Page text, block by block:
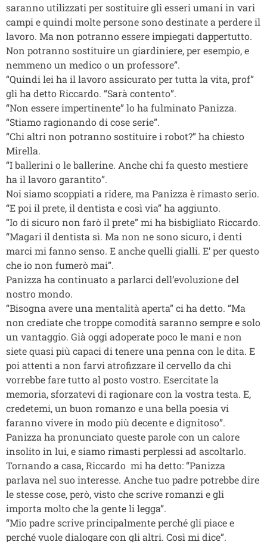
saranno utilizzati per sostituire gli esseri umani in vari
campi e quindi molte persone sono destinate a perdere il
lavoro. Ma non potranno essere impiegati dappertutto.
Non potranno sostituire un giardiniere, per esempio, e
nemmeno un medico o un professore”.
“Quindi lei ha il lavoro assicurato per tutta la vita, prof”
gli ha detto Riccardo. “Sarà contento”.
“Non essere impertinente” lo ha fulminato Panizza.
“Stiamo ragionando di cose serie”.
“Chi altri non potranno sostituire i robot?” ha chiesto
Mirella.
“I ballerini o le ballerine. Anche chi fa questo mestiere
ha il lavoro garantito”.
Noi siamo scoppiati a ridere, ma Panizza è rimasto serio.
“E poi il prete, il dentista e così via” ha aggiunto.
“Io di sicuro non farò il prete” mi ha bisbigliato Riccardo.
“Magari il dentista sì. Ma non ne sono sicuro, i denti
marci mi fanno senso. E anche quelli gialli. E’ per questo
che io non fumerò mai”.
Panizza ha continuato a parlarci dell’evoluzione del
nostro mondo.
“Bisogna avere una mentalità aperta” ci ha detto. “Ma
non crediate che troppe comodità saranno sempre e solo
un vantaggio. Già oggi adoperate poco le mani e non
siete quasi più capaci di tenere una penna con le dita. E
poi attenti a non farvi atrofizzare il cervello da chi
vorrebbe fare tutto al posto vostro. Esercitate la
memoria, sforzatevi di ragionare con la vostra testa. E,
credetemi, un buon romanzo e una bella poesia vi
faranno vivere in modo più decente e dignitoso”.
Panizza ha pronunciato queste parole con un calore
insolito in lui, e siamo rimasti perplessi ad ascoltarlo.
Tornando a casa, Riccardo mi ha detto: “Panizza
parlava nel suo interesse. Anche tuo padre potrebbe dire
le stesse cose, però, visto che scrive romanzi e gli
importa molto che la gente li legga”.
“Mio padre scrive principalmente perché gli piace e
perché vuole dialogare con gli altri. Così mi dice”.